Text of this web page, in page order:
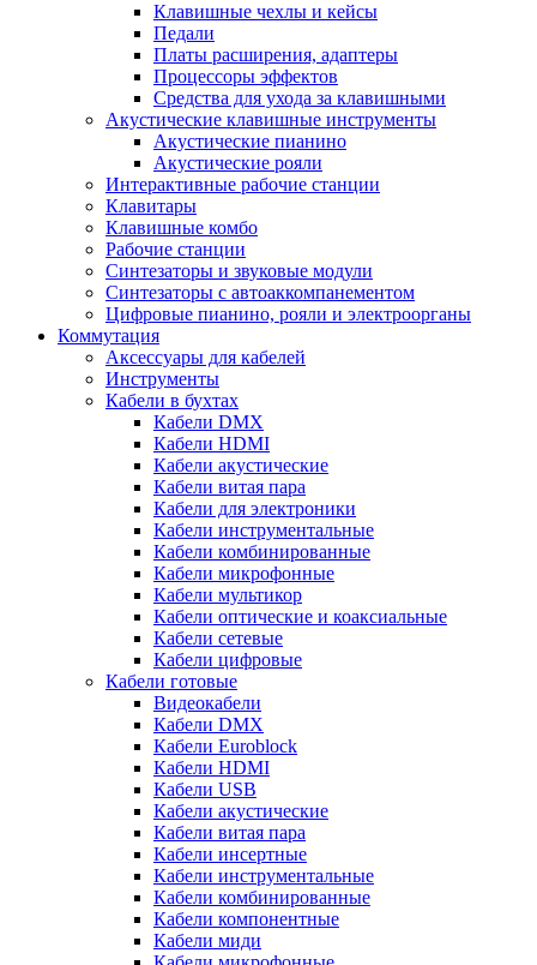
Клавишные чехлы и кейсы
Педали
Платы расширения, адаптеры
Процессоры эффектов
Средства для ухода за клавишными
Акустические клавишные инструменты
Акустические пианино
Акустические рояли
Интерактивные рабочие станции
Клавитары
Клавишные комбо
Рабочие станции
Синтезаторы и звуковые модули
Синтезаторы с автоаккомпанементом
Цифровые пианино, рояли и электроорганы
Коммутация
Аксессуары для кабелей
Инструменты
Кабели в бухтах
Кабели DMX
Кабели HDMI
Кабели акустические
Кабели витая пара
Кабели для электроники
Кабели инструментальные
Кабели комбинированные
Кабели микрофонные
Кабели мультикор
Кабели оптические и коаксиальные
Кабели сетевые
Кабели цифровые
Кабели готовые
Видеокабели
Кабели DMX
Кабели Euroblock
Кабели HDMI
Кабели USB
Кабели акустические
Кабели витая пара
Кабели инсертные
Кабели инструментальные
Кабели комбинированные
Кабели компонентные
Кабели миди